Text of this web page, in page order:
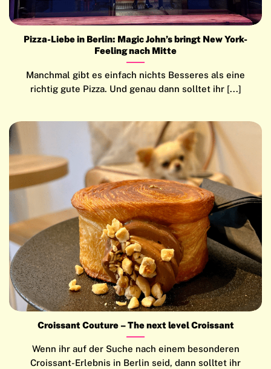
Pizza-Liebe in Berlin: Magic John’s bringt New York-
Feeling nach Mitte
Manchmal gibt es einfach nichts Besseres als eine
richtig gute Pizza. Und genau dann solltet ihr [...]
Croissant Couture – The next level Croissant
Wenn ihr auf der Suche nach einem besonderen
Croissant-Erlebnis in Berlin seid, dann solltet ihr